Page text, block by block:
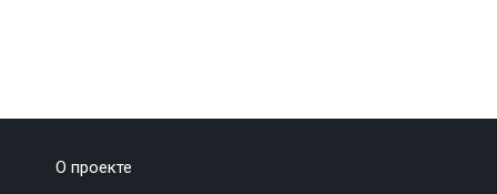
О проекте